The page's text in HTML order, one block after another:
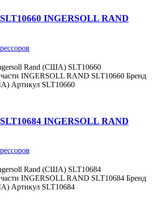
INGERSOLL RAND
Rand (США) SLT10660
INGERSOLL RAND SLT10660 Бренд
Артикул SLT10660
INGERSOLL RAND
Rand (США) SLT10684
INGERSOLL RAND SLT10684 Бренд
Артикул SLT10684